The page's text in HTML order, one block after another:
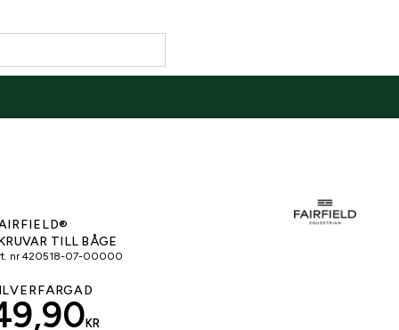
TILL BÅGE
nr 420518-07-00000
KR